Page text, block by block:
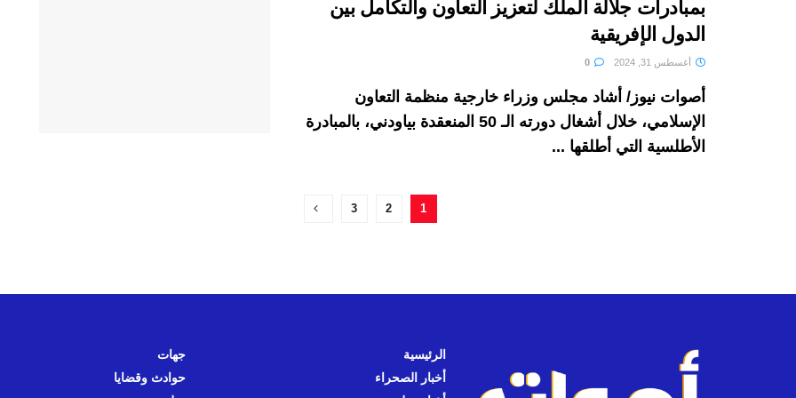
بمبادرات جلالة الملك لتعزيز التعاون والتكامل بين
الدول الإفريقية
أغسطس 31, 2024
أصوات نيوز/ أشاد مجلس وزراء خارجية منظمة التعاون
الإسلامي، خلال أشغال دورته الـ 50 المنعقدة بياودني، بالمبادرة
الأطلسية التي أطلقها ...
1
2
3
الرئيسية
أخبار الصحراء
جهات
حوادث وقضايا